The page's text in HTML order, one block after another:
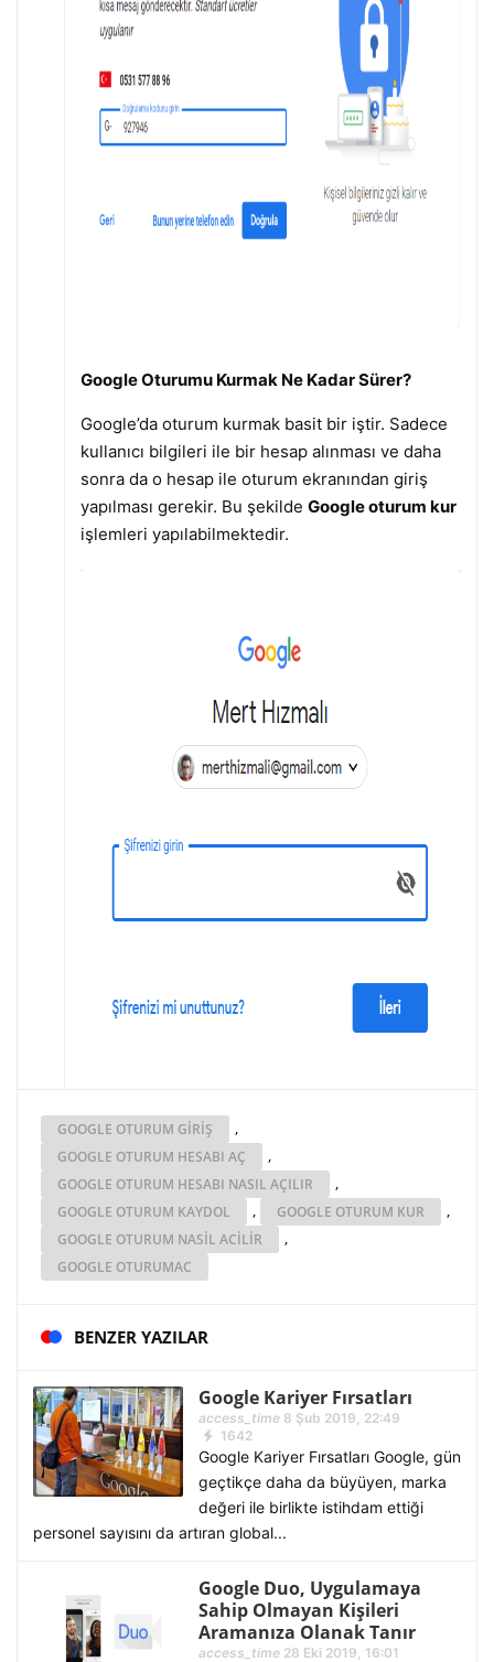
Google Oturumu Kurmak Ne Kadar Sürer?
Google’da oturum kurmak basit bir iştir. Sadece
kullanıcı bilgileri ile bir hesap alınması ve daha
sonra da o hesap ile oturum ekranından giriş
yapılması gerekir. Bu şekilde Google oturum kur
işlemleri yapılabilmektedir.
GOOGLE OTURUM GIRIŞ ,
GOOGLE OTURUM HESABI AÇ ,
GOOGLE OTURUM HESABI NASIL AÇILIR ,
GOOGLE OTURUM KAYDOL , GOOGLE OTURUM KUR ,
GOOGLE OTURUM NASIL ACILIR ,
GOOGLE OTURUMAC
BENZER YAZILAR
Google Kariyer Fırsatları
access_time8 Şub 2019, 22:49
1642
Google Kariyer Fırsatları Google, gün
geçtikçe daha da büyüyen, marka
değeri ile birlikte istihdam ettiği
personel sayısını da artıran global...
Google Duo, Uygulamaya
Sahip Olmayan Kişileri
Aramanıza Olanak Tanır
access_time28 Eki 2019, 16:01